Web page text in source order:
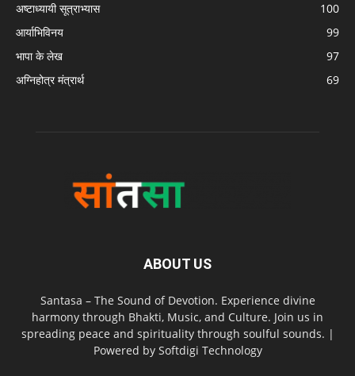
अष्टाध्यायी सूत्राभ्यास
100
आर्याभिविनय
99
भापा के लेख
97
अग्निहोत्र मंत्रार्थ
69
ABOUT US
Santasa – The Sound of Devotion. Experience divine
harmony through Bhakti, Music, and Culture. Join us in
spreading peace and spirituality through soulful sounds. |
Powered by Softdigi Technology